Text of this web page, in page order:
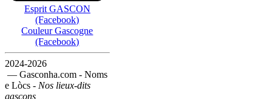
Esprit GASCON
(Facebook)
Couleur Gascogne
(Facebook)
2024-2026
— Gasconha.com - Noms
e Lòcs - Nos lieux-dits
gascons